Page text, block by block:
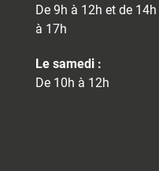
De 9h à 12h et de 14h
à 17h
Le samedi :
De 10h à 12h